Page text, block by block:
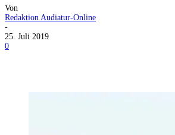
Von
Redaktion Audiatur-Online
-
25. Juli 2019
0